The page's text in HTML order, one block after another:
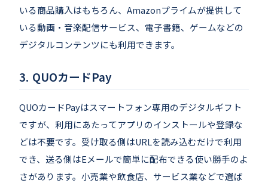
いる商品購入はもちろん、Amazonプライムが提供して
いる動画・音楽配信サービス、電子書籍、ゲームなどの
デジタルコンテンツにも利用できます。
QUOカードPay
QUOカードPayはスマートフォン専用のデジタルギフト
ですが、利用にあたってアプリのインストールや登録な
どは不要です。受け取る側はURLを読み込むだけで利用
でき、送る側はEメールで簡単に配布できる使い勝手のよ
さがあります。小売業や飲食店、サービス業などで選ば